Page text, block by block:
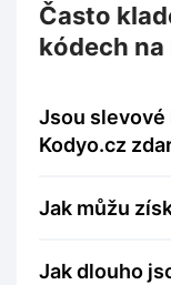
Často
kódech
Jsou slevové kódy a kupóny dostupné na
Kodyo.cz
Jak můžu
Jak dlouho jsou slevové kódy a kupóny